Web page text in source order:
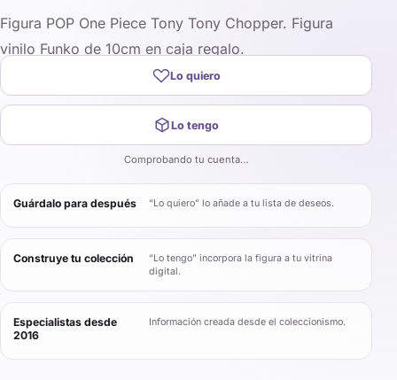
Figura POP One Piece Tony Tony Chopper. Figura
vinilo Funko de 10cm en caja regalo.
Lo quiero
Lo tengo
Comprobando tu cuenta…
Guárdalo para después “Lo quiero” lo añade a tu lista de deseos.
Construye tu colección
“Lo tengo” incorpora la figura a tu vitrina
digital.
Especialistas desde
2016
Información creada desde el coleccionismo.